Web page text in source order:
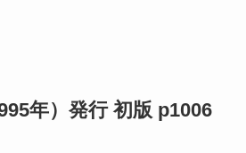
年）発行 初版 p1006